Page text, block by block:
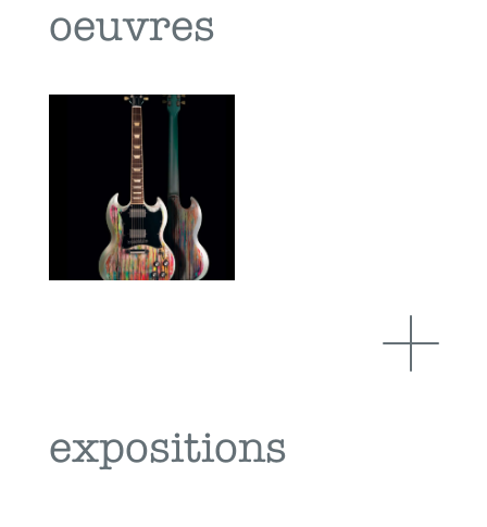
oeuvres
expositions